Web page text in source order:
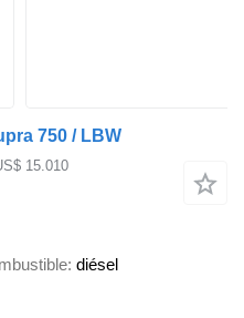
750 / LBW
15.010
diésel